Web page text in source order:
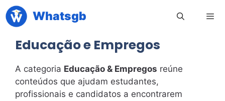
Pular
para
conteúdo
Whatsgb
Educação e Empregos
A categoria Educação & Empregos reúne
conteúdos que ajudam estudantes,
profissionais e candidatos a encontrarem